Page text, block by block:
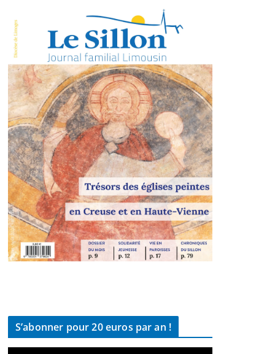
S’abonner pour 20 euros par an !